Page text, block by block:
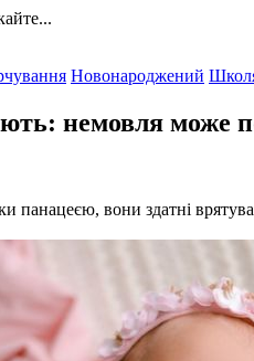
Новонароджений
немовля може
панацеєю, вони здатні